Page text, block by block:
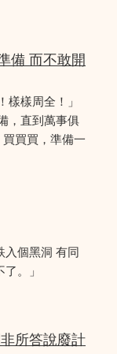
備 而不敢開
樣周全！」
，直到萬事俱
買買，準備一
入個黑洞 有同
。」
所答說廢計